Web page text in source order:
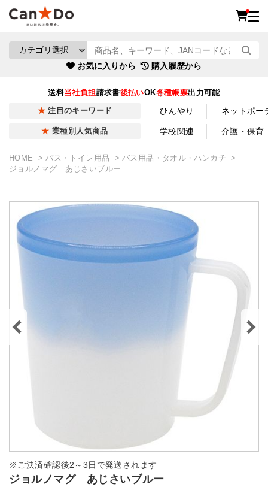
お気に入りから 購入履歴から
送料当社負担請求書後払いOK各種帳票出力可能
注目のキーワード ひんやり ネットポー
業種別人気商品 学校関連 介護・保育
HOME バス・トイレ用品
バス用品・タオル・ハンカチ
ジョルノマグ あじさいブルー
※ご決済確認後2～3日で発送されます
ジョルノマグ あじさいブルー